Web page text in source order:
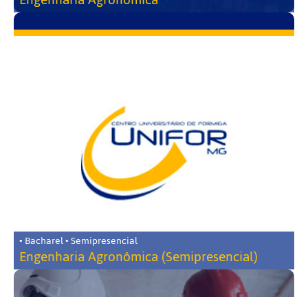
• Bacharel • Semipresencial
Engenharia Agronômica (Semipresencial)